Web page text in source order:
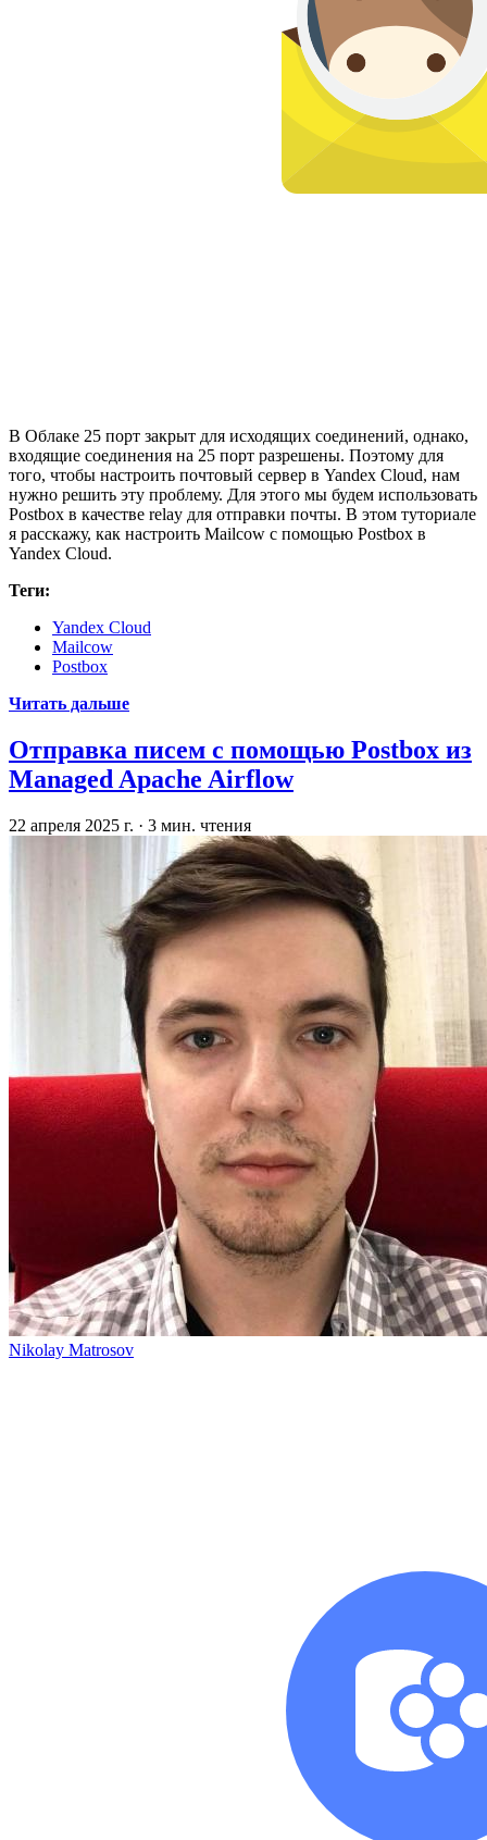
В Облаке 25 порт закрыт для исходящих соединений, однако,
входящие соединения на 25 порт разрешены. Поэтому для
того, чтобы настроить почтовый сервер в Yandex Cloud, нам
нужно решить эту проблему. Для этого мы будем использовать
Postbox в качестве relay для отправки почты. В этом туториале
я расскажу, как настроить Mailcow с помощью Postbox в
Yandex Cloud.
Теги:
Yandex Cloud
Mailcow
Postbox
Читать дальше
Отправка писем с помощью Postbox из
Managed Apache Airflow
22 апреля 2025 г. · 3 мин. чтения
Nikolay Matrosov